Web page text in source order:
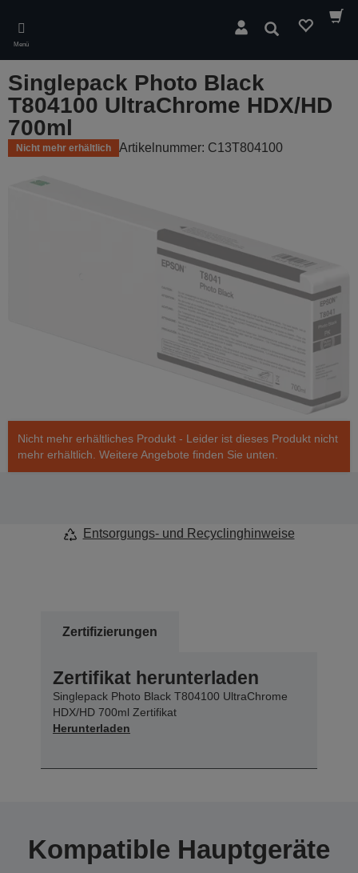
main
content
Menü
Suchen
Singlepack Photo Black
T804100 UltraChrome HDX/HD
700ml
Nicht mehr erhältlich Artikelnummer: C13T804100
Nicht mehr erhältliches Produkt - Leider ist dieses Produkt nicht
mehr erhältlich. Weitere Angebote finden Sie unten.
Entsorgungs- und Recyclinghinweise
Zertifizierungen
Zertifikat herunterladen
Singlepack Photo Black T804100 UltraChrome
HDX/HD 700ml Zertifikat
Herunterladen
Kompatible Hauptgeräte